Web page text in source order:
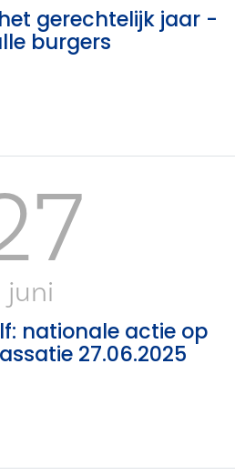
gerechtelijk jaar -
burgers
juni
nationale actie op
27.06.2025